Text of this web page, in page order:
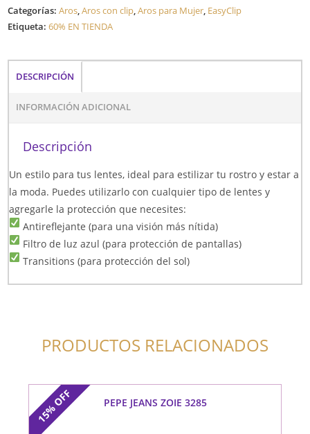
Categorías:Aros,Aros con clip,Aros para Mujer, EasyClip
Etiqueta:60% EN TIENDA
DESCRIPCIÓN
INFORMACIÓN ADICIONAL
Descripción
Un estilo para tus lentes, ideal para estilizar tu rostro y estar a
la moda. Puedes utilizarlo con cualquier tipo de lentes y
agregarle la protección que necesites:
Antireflejante (para una visión más nítida)
Filtro de luz azul (para protección de pantallas)
Transitions (para protección del sol)
PRODUCTOS RELACIONADOS
15%
OFF PEPE JEANS ZOIE 3285